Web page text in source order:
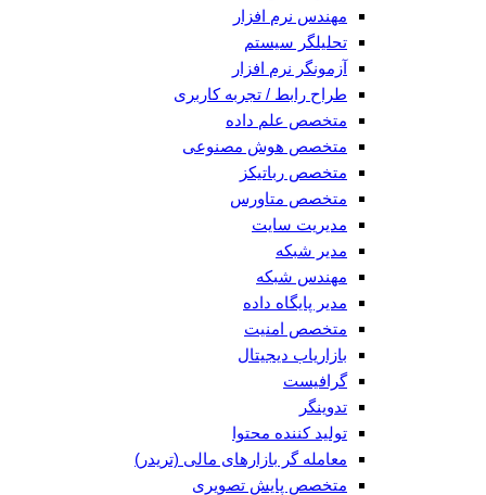
مهندس نرم افزار
تحلیلگر سیستم
آزمونگر نرم افزار
طراح رابط / تجربه کاربری
متخصص علم داده
متخصص هوش مصنوعی
متخصص رباتیکز
متخصص متاورس
مدیریت سایت
مدیر شبکه
مهندس شبکه
مدیر پایگاه داده
متخصص امنیت
بازاریاب دیجیتال
گرافیست
تدوینگر
تولید کننده محتوا
معامله گر بازارهای مالی (تریدر)
متخصص پایش تصویری